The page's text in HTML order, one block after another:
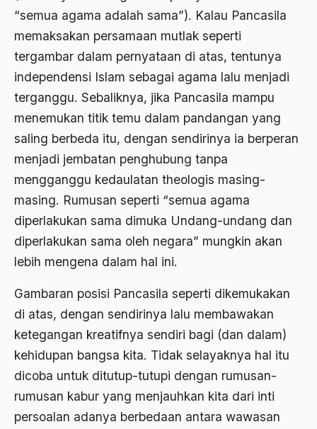
“semua agama adalah sama”). Kalau Pancasila
memaksakan persamaan mutlak seperti
tergambar dalam pernyataan di atas, tentunya
independensi Islam sebagai agama lalu menjadi
terganggu. Sebaliknya, jika Pancasila mampu
menemukan titik temu dalam pandangan yang
saling berbeda itu, dengan sendirinya ia berperan
menjadi jembatan penghubung tanpa
mengganggu kedaulatan theologis masing-
masing. Rumusan seperti “semua agama
diperlakukan sama dimuka Undang-undang dan
diperlakukan sama oleh negara” mungkin akan
lebih mengena dalam hal ini.
Gambaran posisi Pancasila seperti dikemukakan
di atas, dengan sendirinya lalu membawakan
ketegangan kreatifnya sendiri bagi (dan dalam)
kehidupan bangsa kita. Tidak selayaknya hal itu
dicoba untuk ditutup-tutupi dengan rumusan-
rumusan kabur yang menjauhkan kita dari inti
persoalan adanya berbedaan antara wawasan
Ahmad Daudy
Ahmad Dhani
Ahmad Hasan Rurbi
Ahmad Khomeini
Ahmad Syafi’i Ma’arif
Ahmad Tirtisudiro
ahmad wahib
Ahmad Wahid
Ahmadiyah
AIDS
Airport Changi
Airport Noto Hadi Negoro
Ajaran AGama
Ajaran Agama Islam
Ajaran Islam